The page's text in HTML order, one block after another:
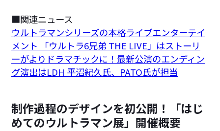
■関連ニュース
ウルトラマンシリーズの本格ライブエンターテイ
メント 「ウルトラ6兄弟 THE LIVE」はストーリ
ーがよりドラマチックに！最新公演のエンディン
グ演出はLDH 平沼紀久氏、PATO氏が担当
制作過程のデザインを初公開！「はじ
めてのウルトラマン展」開催概要